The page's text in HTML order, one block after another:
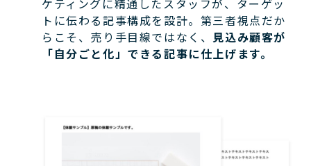
トに伝わる記事構成を設計。第三者視点だか
らこそ、売り手目線ではなく、
見込み顧客が
「自分ごと化」できる記事に仕上げます。